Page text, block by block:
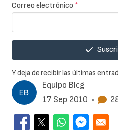
Equipo Blog
17 Sep 2010 •
Correo electrónico *
Y deja de recibir las últimas